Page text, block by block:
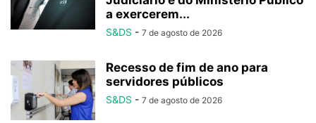
a exercerem...
S&DS - 7 de agosto de 2026
Recesso de fim de ano para
servidores públicos
S&DS - 7 de agosto de 2026